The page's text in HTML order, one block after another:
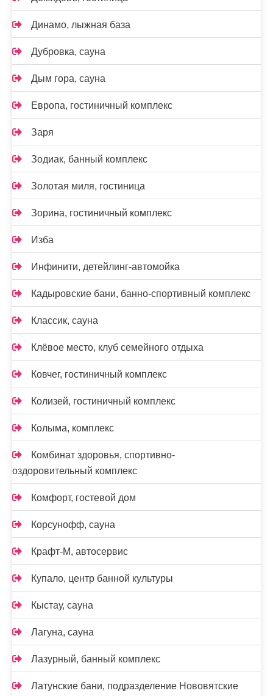
Динамо, лыжная база
Дубровка, сауна
Дым гора, сауна
Европа, гостиничный комплекс
Заря
Зодиак, банный комплекс
Золотая миля, гостиница
Зорина, гостиничный комплекс
Изба
Инфинити, детейлинг-автомойка
Кадыровские бани, банно-спортивный комплекс
Классик, сауна
Клёвое место, клуб семейного отдыха
Ковчег, гостиничный комплекс
Колизей, гостиничный комплекс
Колыма, комплекс
Комбинат здоровья, спортивно-
оздоровительный комплекс
Комфорт, гостевой дом
Корсунофф, сауна
Крафт-М, автосервис
Купало, центр банной культуры
Кыстау, сауна
Лагуна, сауна
Лазурный, банный комплекс
Латунские бани, подразделение Нововятские